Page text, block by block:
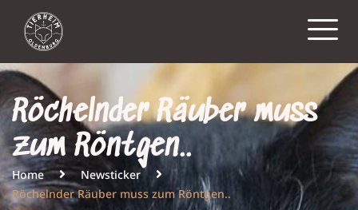
Röchelnder Räuber muss
zum Röntgen..
Home
Newsticker
Röchelnder Räuber muss zum Röntgen..